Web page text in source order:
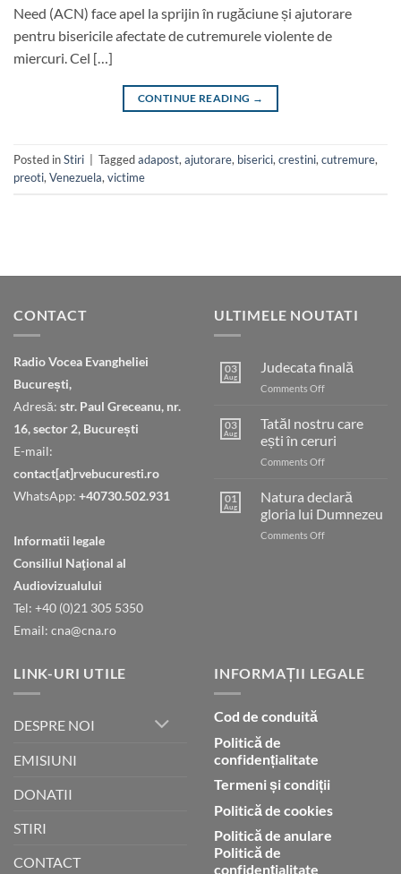
Need (ACN) face apel la sprijin în rugăciune și ajutorare
pentru bisericile afectate de cutremurele violente de
miercuri. Cel […]
CONTINUE READING →
Posted inStiri Taggedadapost, ajutorare, biserici, crestini, cutremure,
preoti, Venezuela, victime
CONTACT
Radio Vocea Evangheliei
București,
Adresă: str. Paul Greceanu, nr.
16, sector 2, București
E-mail:
contact[at]rvebucuresti.ro
WhatsApp: +40730.502.931
Informatii legale
Consiliul Naţional al
Audiovizualului
Tel: +40 (0)21 305 5350
Email: cna@cna.ro
ULTIMELE NOUTATI
03
Aug
Judecata finală
Comments Offon
03
Aug
Tatăl nostru care
ești în ceruri
Comments Offon
nostru
care
ești
în
01
Aug
Natura declară
gloria lui Dumnezeu
Comments Offon
LINK-URI UTILE
DESPRE NOI
EMISIUNI
DONATII
STIRI
CONTACT
INFORMAȚII LEGALE
Cod de conduită
Politică de
confidențialitate
Termeni și condiții
Politică de cookies
Politică de anulare
Politică de
confidențialitate